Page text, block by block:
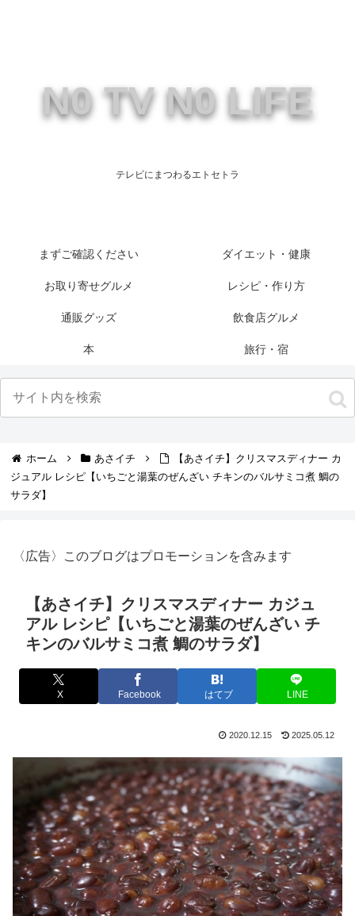
N0 TV N0 LIFE
テレビにまつわるエトセトラ
まずご確認ください ダイエット・健康
お取り寄せグルメ レシピ・作り方
通販グッズ 飲食店グルメ
本 旅行・宿
ホーム あさイチ
【あさイチ】クリスマスディナー カ
ジュアル レシピ【いちごと湯葉のぜんざい チキンのバルサミコ煮 鯛の
サラダ】
〈広告〉このブログはプロモーションを含みます
【あさイチ】クリスマスディナー カジュ
アル レシピ【いちごと湯葉のぜんざい チ
キンのバルサミコ煮 鯛のサラダ】
X Facebook はてブ LINE
2020.12.15 2025.05.12